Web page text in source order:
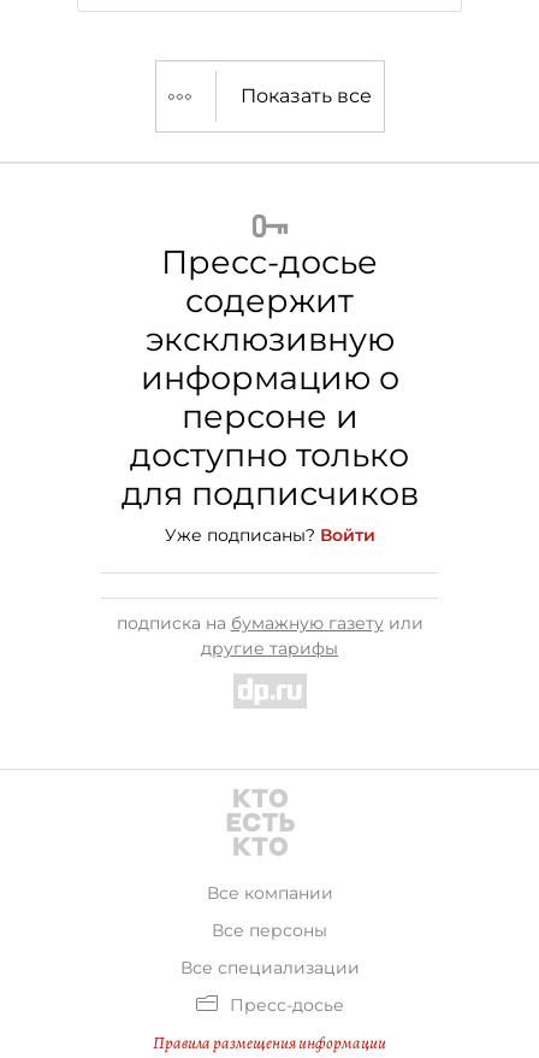
Показать все
Пресс-досье
содержит
эксклюзивную
информацию о
персоне и
доступно только
для подписчиков
Уже подписаны? Войти
подписка на бумажную газетуили
другие тарифы
Все компании
Все персоны
Все специализации
Пресс-досье
Правила размещения информации